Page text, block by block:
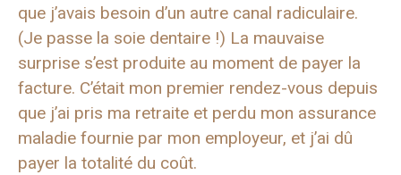
que j’avais besoin d’un autre canal radiculaire.
(Je passe la soie dentaire !) La mauvaise
surprise s’est produite au moment de payer la
facture. C’était mon premier rendez-vous depuis
que j’ai pris ma retraite et perdu mon assurance
maladie fournie par mon employeur, et j’ai dû
payer la totalité du coût.